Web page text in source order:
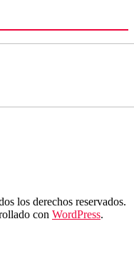
los derechos reservados.
con WordPress.